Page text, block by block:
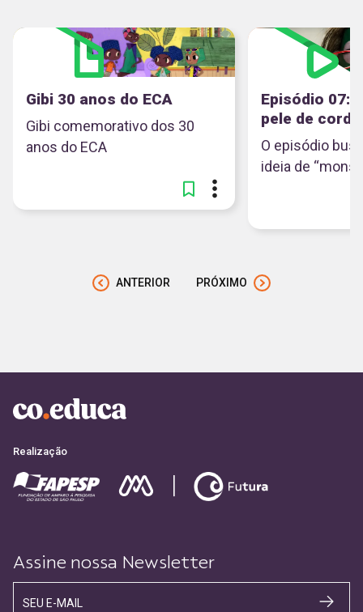
Gibi 30 anos do ECA
Gibi comemorativo dos 30
anos do ECA
Episódio 07:
pele de
O episódio
ideia de
ANTERIOR PRÓXIMO
Realização
Assine nossa Newsletter
SEU E-MAIL